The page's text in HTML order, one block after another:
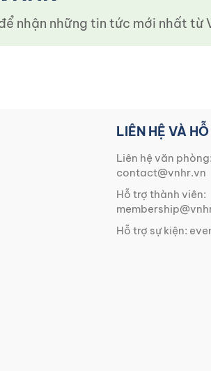
nhận những tin tức mới nhất từ
LIÊN HỆ VÀ
Liên hệ văn phòng:
contact@vnhr.vn
Hỗ trợ thành viên:
Hỗ trợ sự kiện: